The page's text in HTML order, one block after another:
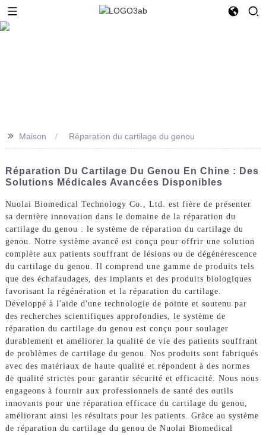
>> Maison Réparation du cartilage du genou
Réparation Du Cartilage Du Genou En Chine : Des
Solutions Médicales Avancées Disponibles
Nuolai Biomedical Technology Co., Ltd. est fière de présenter
sa dernière innovation dans le domaine de la réparation du
cartilage du genou : le système de réparation du cartilage du
genou. Notre système avancé est conçu pour offrir une solution
complète aux patients souffrant de lésions ou de dégénérescence
du cartilage du genou. Il comprend une gamme de produits tels
que des échafaudages, des implants et des produits biologiques
favorisant la régénération et la réparation du cartilage.
Développé à l'aide d'une technologie de pointe et soutenu par
des recherches scientifiques approfondies, le système de
réparation du cartilage du genou est conçu pour soulager
durablement et améliorer la qualité de vie des patients souffrant
de problèmes de cartilage du genou. Nos produits sont fabriqués
avec des matériaux de haute qualité et répondent à des normes
de qualité strictes pour garantir sécurité et efficacité. Nous nous
engageons à fournir aux professionnels de santé des outils
innovants pour une réparation efficace du cartilage du genou,
améliorant ainsi les résultats pour les patients. Grâce au système
de réparation du cartilage du genou de Nuolai Biomedical